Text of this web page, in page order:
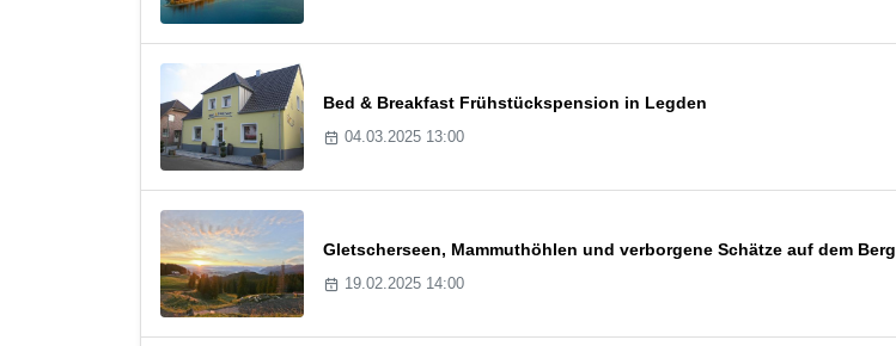
Bed & Breakfast Frühstückspension in Legden
04.03.2025 13:00
Gletscherseen, Mammuthöhlen und verborgene Schätze auf dem Berg
19.02.2025 14:00